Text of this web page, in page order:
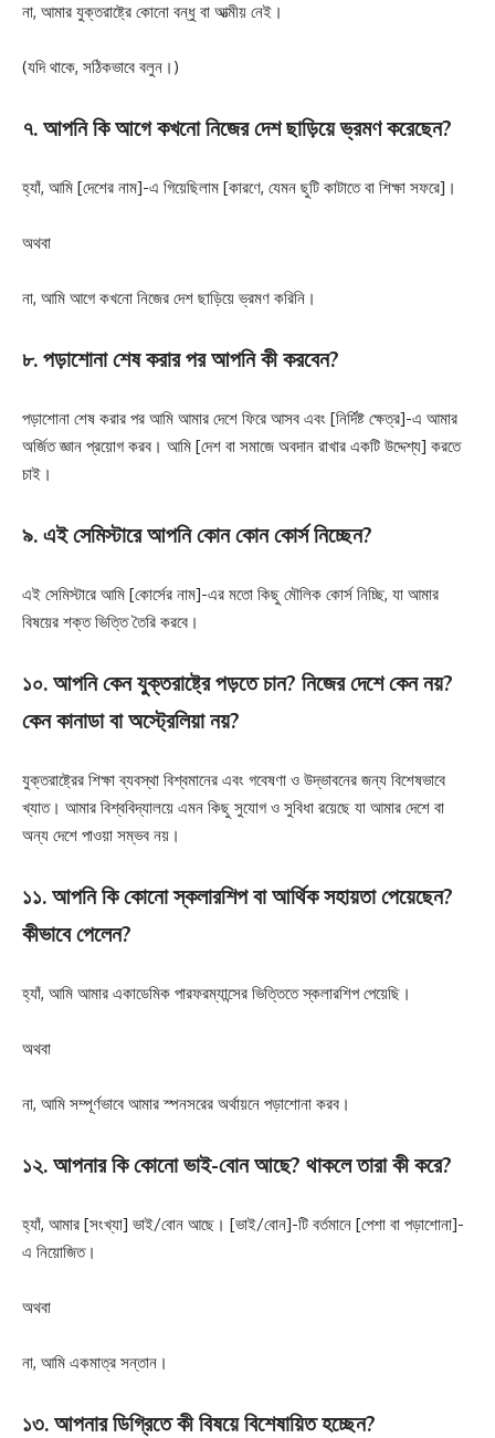
না, আমার যুক্তরাষ্ট্রে কোনো বন্ধু বা আত্মীয় নেই।
(যদি থাকে, সঠিকভাবে বলুন।)
৭. আপনি কি আগে কখনো নিজের দেশ ছাড়িয়ে ভ্রমণ করেছেন?
হ্যাঁ, আমি [দেশের নাম]-এ গিয়েছিলাম [কারণে, যেমন ছুটি কাটাতে বা শিক্ষা সফরে]।
অথবা
না, আমি আগে কখনো নিজের দেশ ছাড়িয়ে ভ্রমণ করিনি।
৮. পড়াশোনা শেষ করার পর আপনি কী করবেন?
পড়াশোনা শেষ করার পর আমি আমার দেশে ফিরে আসব এবং [নির্দিষ্ট ক্ষেত্র]-এ আমার
অর্জিত জ্ঞান প্রয়োগ করব। আমি [দেশ বা সমাজে অবদান রাখার একটি উদ্দেশ্য] করতে
চাই।
৯. এই সেমিস্টারে আপনি কোন কোন কোর্স নিচ্ছেন?
এই সেমিস্টারে আমি [কোর্সের নাম]-এর মতো কিছু মৌলিক কোর্স নিচ্ছি, যা আমার
বিষয়ের শক্ত ভিত্তি তৈরি করবে।
১০. আপনি কেন যুক্তরাষ্ট্রে পড়তে চান? নিজের দেশে কেন নয়?
কেন কানাডা বা অস্ট্রেলিয়া নয়?
যুক্তরাষ্ট্রের শিক্ষা ব্যবস্থা বিশ্বমানের এবং গবেষণা ও উদ্ভাবনের জন্য বিশেষভাবে
খ্যাত। আমার বিশ্ববিদ্যালয়ে এমন কিছু সুযোগ ও সুবিধা রয়েছে যা আমার দেশে বা
অন্য দেশে পাওয়া সম্ভব নয়।
১১. আপনি কি কোনো স্কলারশিপ বা আর্থিক সহায়তা পেয়েছেন?
কীভাবে পেলেন?
হ্যাঁ, আমি আমার একাডেমিক পারফরম্যান্সের ভিত্তিতে স্কলারশিপ পেয়েছি।
অথবা
না, আমি সম্পূর্ণভাবে আমার স্পনসরের অর্থায়নে পড়াশোনা করব।
১২. আপনার কি কোনো ভাই-বোন আছে? থাকলে তারা কী করে?
হ্যাঁ, আমার [সংখ্যা] ভাই/বোন আছে। [ভাই/বোন]-টি বর্তমানে [পেশা বা পড়াশোনা]-
এ নিয়োজিত।
অথবা
না, আমি একমাত্র সন্তান।
১৩. আপনার ডিগ্রিতে কী বিষয়ে বিশেষায়িত হচ্ছেন?